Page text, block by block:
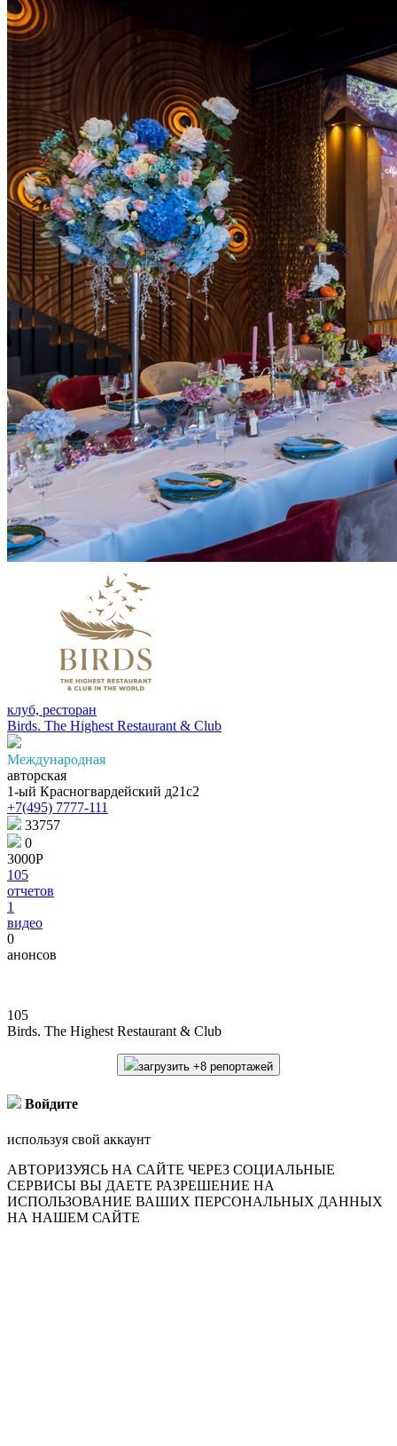
клуб, ресторан
Birds. The Highest Restaurant & Club
Международная
авторская
1-ый Красногвардейский д21с2
+7(495) 7777-111
33757
0
3000Р
105
отчетов
1
видео
0
анонсов
105
Birds. The Highest Restaurant & Club
загрузить +8 репортажей
Войдите
используя свой аккаунт
АВТОРИЗУЯСЬ НА САЙТЕ ЧЕРЕЗ СОЦИАЛЬНЫЕ
СЕРВИСЫ ВЫ ДАЕТЕ РАЗРЕШЕНИЕ НА
ИСПОЛЬЗОВАНИЕ ВАШИХ ПЕРСОНАЛЬНЫХ ДАННЫХ
НА НАШЕМ САЙТЕ